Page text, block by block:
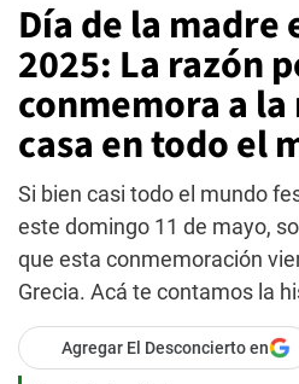
Día de la madre
2025: La razón
conmemora a
casa en todo el
Si bien casi todo el mundo
este domingo 11 de mayo,
que esta conmemoración
Grecia. Acá te contamos la
Agregar El Desconcierto en